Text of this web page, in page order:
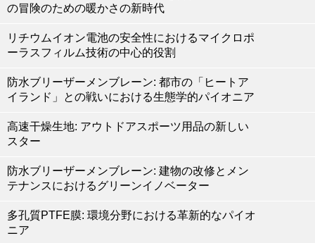
の冒険のための暖かさの新時代
リチウムイオン電池の安全性におけるマイクロポ
ーラスフィルム技術の中心的役割
防水ブリーザーメンブレーン: 都市の「ヒートア
イランド」との戦いにおける生態学的パイオニア
高速干燥生地: アウトドアスポーツ用品の新しい
スター
防水ブリーザーメンブレーン: 建物の改修とメン
テナンスにおけるグリーンイノベーター
多孔質PTFE膜: 環境分野における革新的なパイオ
ニア